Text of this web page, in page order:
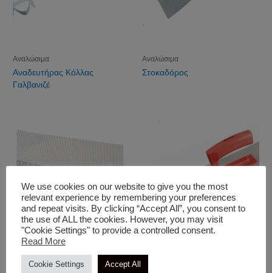
Αναλώσιμα
Αναδευτήρας Κόλλας
Γαλβανιζέ
Αναλώσιμα
Στοκαδόρος
Αναλώσιμα
We use cookies on our website to give you the most
relevant experience by remembering your preferences
and repeat visits. By clicking “Accept All”, you consent to
the use of ALL the cookies. However, you may visit
"Cookie Settings" to provide a controlled consent.
Read More
Cookie Settings Accept All